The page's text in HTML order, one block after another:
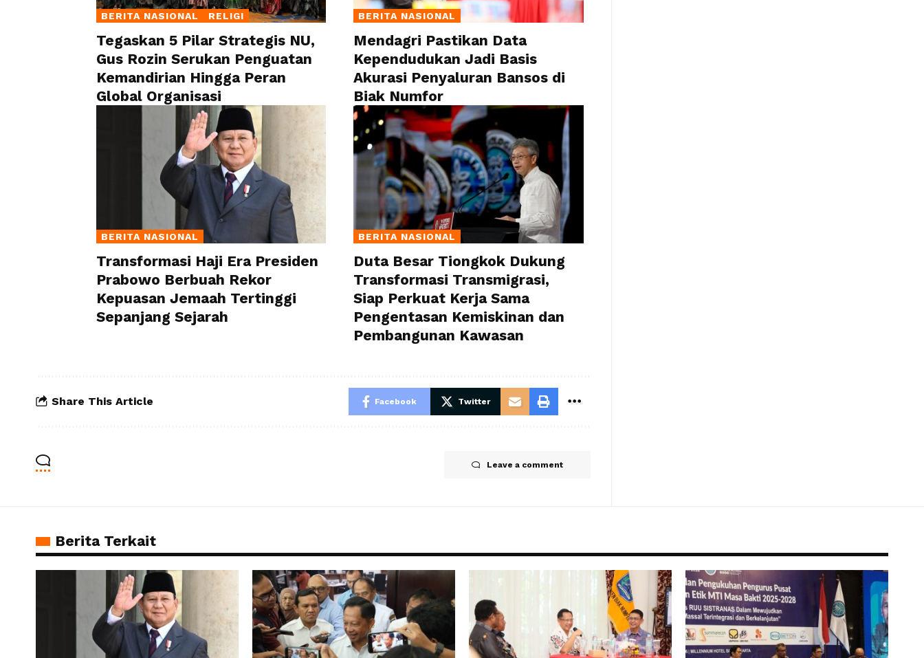
BERITA NASIONAL RELIGI
Tegaskan 5 Pilar Strategis NU,
Gus Rozin Serukan Penguatan
Kemandirian Hingga Peran
Global Organisasi
BERITA NASIONAL
Mendagri Pastikan Data
Kependudukan Jadi Basis
Akurasi Penyaluran Bansos di
Biak Numfor
BERITA NASIONAL
Transformasi Haji Era Presiden
Prabowo Berbuah Rekor
Kepuasan Jemaah Tertinggi
Sepanjang Sejarah
BERITA NASIONAL
Duta Besar Tiongkok Dukung
Transformasi Transmigrasi,
Siap Perkuat Kerja Sama
Pengentasan Kemiskinan dan
Pembangunan Kawasan
Share This Article Facebook Twitter
Leave a comment
Berita Terkait